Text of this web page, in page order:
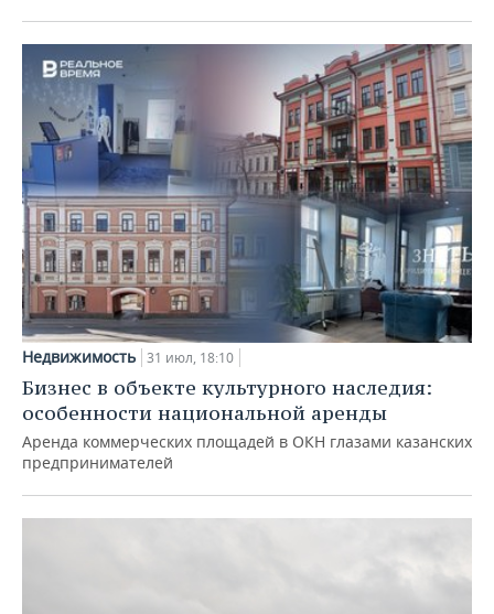
Недвижимость 31 июл, 18:10
Бизнес в объекте культурного наследия:
особенности национальной аренды
Аренда коммерческих площадей в ОКН глазами казанских
предпринимателей